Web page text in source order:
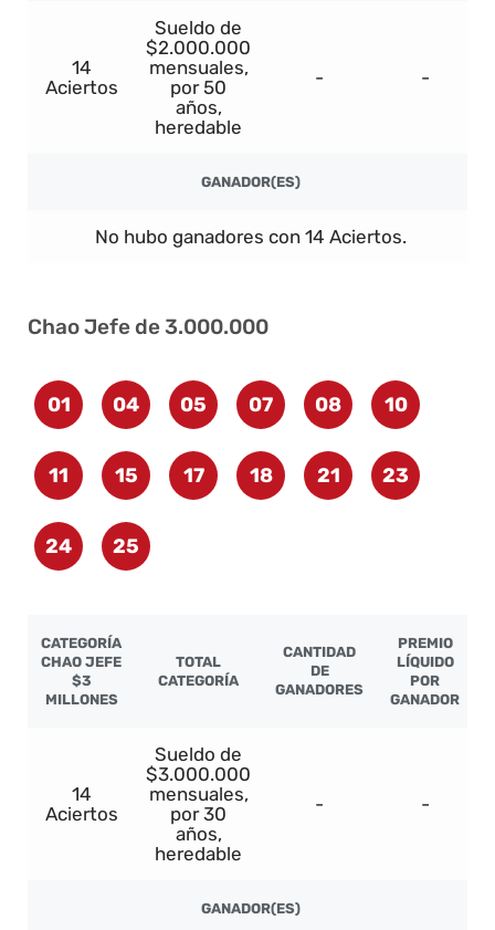
14
Aciertos
Sueldo de
$2.000.000
mensuales,
por 50
años,
heredable
- -
GANADOR(ES)
No hubo ganadores con 14 Aciertos.
Chao Jefe de 3.000.000
01 04 05 07 08 10
11 15 17 18 21 23
24 25
CATEGORÍA
CHAO JEFE
$3
MILLONES
TOTAL
CATEGORÍA
CANTIDAD
DE
GANADORES
PREMIO
LÍQUIDO
POR
GANADOR
14
Aciertos
Sueldo de
$3.000.000
mensuales,
por 30
años,
heredable
- -
GANADOR(ES)